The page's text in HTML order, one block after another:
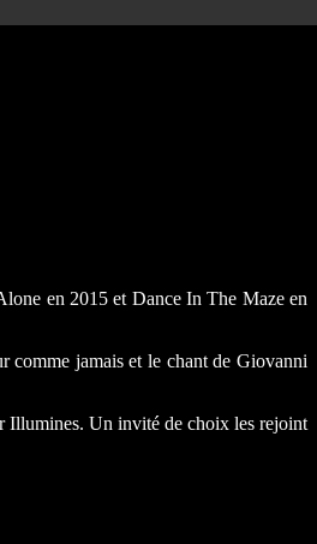
en 2015 et Dance In The Maze en
comme jamais et le chant de Giovanni
Illumines. Un invité de choix les rejoint